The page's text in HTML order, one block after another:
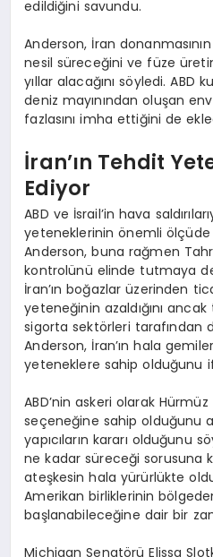
edildiğini savundu.
Anderson, İran
nesil süreceğini ve füze
yıllar alacağını söyledi. ABD
deniz mayınından oluşan
fazlasını imha ettiğini de
İran’ın Tehdit
Ediyor
ABD ve İsrail’in hava
yeteneklerinin önemli ölçüde
Anderson, buna rağmen
kontrolünü elinde tutmaya
İran’ın boğazlar üzerinden
yeteneğinin azaldığını
sigorta sektörleri tarafından
Anderson, İran’ın hala
yeteneklere sahip olduğunu
ABD’nin askeri olarak
seçeneğine sahip olduğunu
yapıcıların kararı olduğunu
ne kadar süreceği sorusuna
ateşkesin hala yürürlükte
Amerikan birliklerinin
başlanabileceğine dair bir
Michigan Senatörü Elissa